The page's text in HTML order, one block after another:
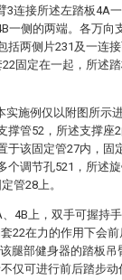
连接所述左踏板4A
一侧的两端。各万向
括两侧片231及一连
固定在一起，所述
施例仅以附图所示
撑管52，所述支撑座
于该固定管27内，固
个调节孔521，所述
管28上。
4B上，双手可握持
22在力的作用下会前
腿部健身器的踏板吊
仅可进行前后踏步